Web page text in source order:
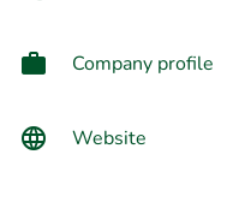
Company profile
Website